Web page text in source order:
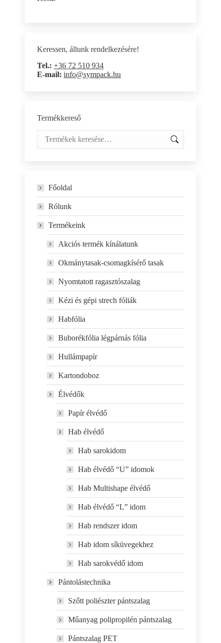
Keressen, állunk rendelkezésére!
Tel.: +36 72 510 934
E-mail: info@sympack.hu
Termékkereső
Főoldal
Rólunk
Termékeink
Akciós termék kínálatunk
Okmánytasak-csomagkísérő tasak
Nyomtatott ragasztószalag
Kézi és gépi strech fóliák
Habfólia
Buborékfólia légpárnás fólia
Hullámpapír
Kartondoboz
Élvédők
Papír élvédő
Hab élvédő
Hab sarokidom
Hab élvédő “U” idomok
Hab Multishape élvédő
Hab élvédő “L” idom
Hab rendszer idom
Hab idom síküvegekhez
Hab sarokvédő idom
Pántolástechnika
Szőtt poliészter pántszalag
Műanyag polipropilén pántszalag
Pántszalag PET